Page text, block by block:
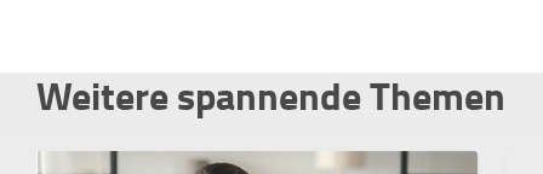
Weitere spannende Themen